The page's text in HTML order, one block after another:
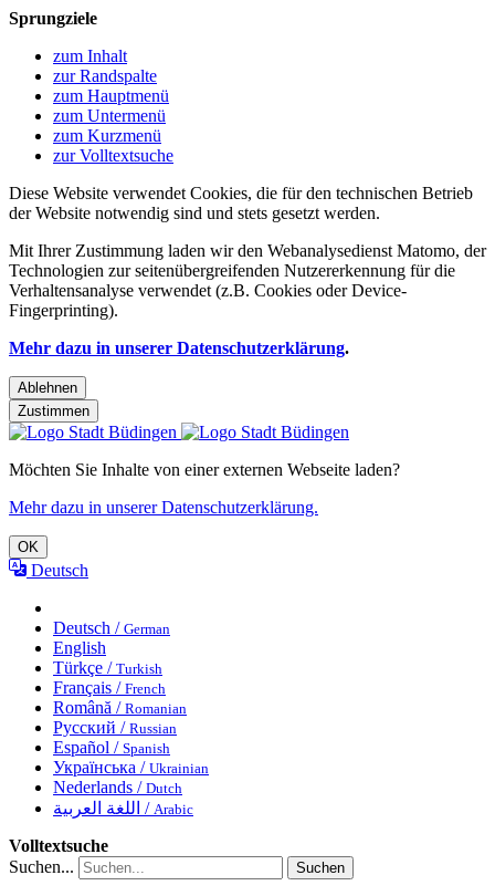
Sprungziele
zum Inhalt
zur Randspalte
zum Hauptmenü
zum Untermenü
zum Kurzmenü
zur Volltextsuche
Diese Website verwendet Cookies, die für den technischen Betrieb
der Website notwendig sind und stets gesetzt werden.
Mit Ihrer Zustimmung laden wir den Webanalysedienst Matomo, der
Technologien zur seitenübergreifenden Nutzererkennung für die
Verhaltensanalyse verwendet (z.B. Cookies oder Device-
Fingerprinting).
Mehr dazu in unserer Datenschutzerklärung.
Ablehnen
Zustimmen
Möchten Sie Inhalte von einer externen Webseite laden?
Mehr dazu in unserer Datenschutzerklärung.
OK
Deutsch
Deutsch / German
English
Türkçe / Turkish
Français / French
Română / Romanian
Русский / Russian
Español / Spanish
Українська / Ukrainian
Nederlands / Dutch
اللغة العربية / Arabic
Volltextsuche
Suchen...
Suchen